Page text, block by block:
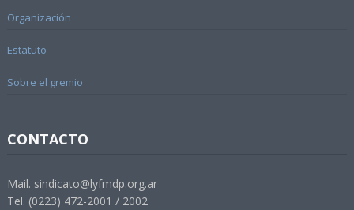
Organización
Estatuto
Sobre el gremio
CONTACTO
Mail. sindicato@lyfmdp.org.ar
Tel. (0223) 472-2001 / 2002